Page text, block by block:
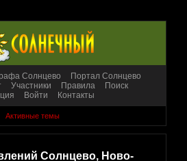
Солнцево
Портал Солнцево
Участники Правила
Поиск
Войти Контакты
Активные темы
Солнцево, Ново-